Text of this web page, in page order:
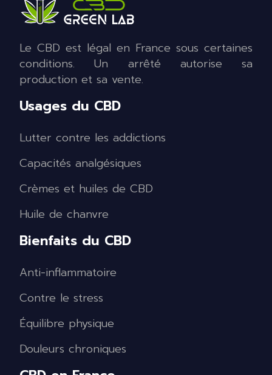
Le CBD est légal en France sous certaines
conditions. Un arrêté autorise sa
production et sa vente.
Usages du CBD
Lutter contre les addictions
Capacités analgésiques
Crèmes et huiles de CBD
Huile de chanvre
Bienfaits du CBD
Anti-inflammatoire
Contre le stress
Équilibre physique
Douleurs chroniques